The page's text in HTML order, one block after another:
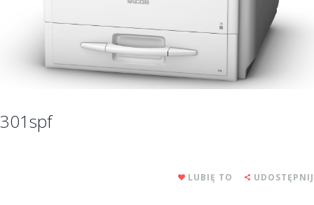
301spf
LUBIĘ TO UDOSTĘPNIJ